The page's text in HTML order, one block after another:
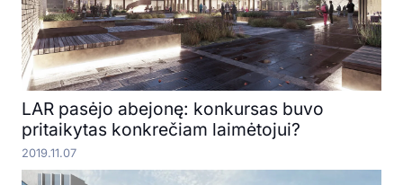
LAR pasėjo abejonę: konkursas buvo
pritaikytas konkrečiam laimėtojui?
2019.11.07